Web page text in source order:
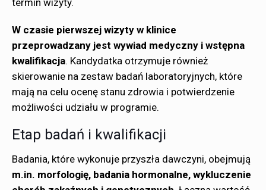
W czasie pierwszej wizyty w klinice
przeprowadzany jest wywiad medyczny i wstępna
kwalifikacja. Kandydatka otrzymuje również
skierowanie na zestaw badań laboratoryjnych, które
mają na celu ocenę stanu zdrowia i potwierdzenie
możliwości udziału w programie.
Etap badań i kwalifikacji
Badania, które wykonuje przyszła dawczyni, obejmują
m.in. morfologię, badania hormonalne, wykluczenie